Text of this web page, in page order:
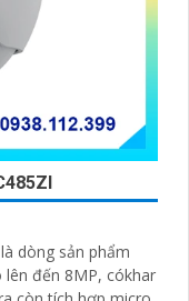
dòng sản phẩm
đến 8MP, cókhar